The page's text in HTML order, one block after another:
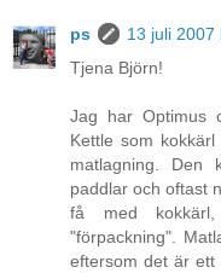
ps
13 juli 2007
Tjena Björn!
Jag har Optimus
Kettle som
matlagning. Den
paddlar och oftast
få med
"förpackning".
eftersom det är ett